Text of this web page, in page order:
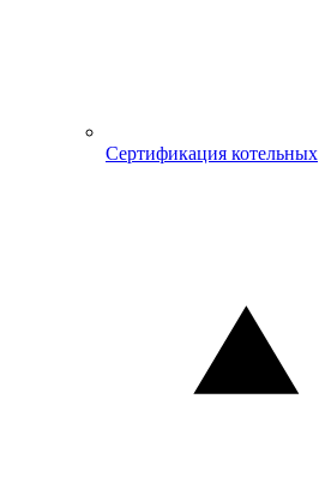
Сертификация котельных